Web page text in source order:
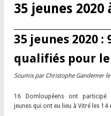
35 jeunes 2020
35 jeunes 2020 :
qualifiés pour
Soumis par Christophe Gandemerle
16 Domloupéens ont participé
jeunes qui ont eu lieu à Vitré les 14